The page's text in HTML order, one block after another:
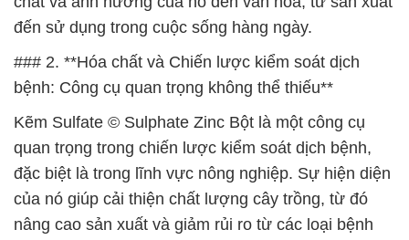
đến sử dụng trong cuộc sống hàng ngày.
### 2. **Hóa chất và Chiến lược kiểm soát dịch
bệnh: Công cụ quan trọng không thể thiếu**
Kẽm Sulfate © Sulphate Zinc Bột là một công cụ
quan trọng trong chiến lược kiểm soát dịch bệnh,
đặc biệt là trong lĩnh vực nông nghiệp. Sự hiện diện
của nó giúp cải thiện chất lượng cây trồng, từ đó
nâng cao sản xuất và giảm rủi ro từ các loại bệnh